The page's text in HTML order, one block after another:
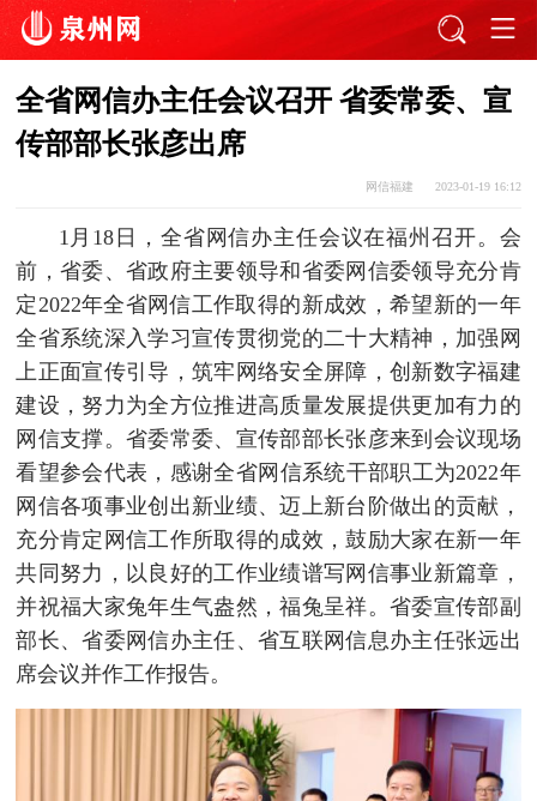
全省网信办主任会议召开 省委常委、宣
传部部长张彦出席
网信福建 2023-01-19 16:12
1月18日，全省网信办主任会议在福州召开。会
前，省委、省政府主要领导和省委网信委领导充分肯
定2022年全省网信工作取得的新成效，希望新的一年
全省系统深入学习宣传贯彻党的二十大精神，加强网
上正面宣传引导，筑牢网络安全屏障，创新数字福建
建设，努力为全方位推进高质量发展提供更加有力的
网信支撑。省委常委、宣传部部长张彦来到会议现场
看望参会代表，感谢全省网信系统干部职工为2022年
网信各项事业创出新业绩、迈上新台阶做出的贡献，
充分肯定网信工作所取得的成效，鼓励大家在新一年
共同努力，以良好的工作业绩谱写网信事业新篇章，
并祝福大家兔年生气盎然，福兔呈祥。省委宣传部副
部长、省委网信办主任、省互联网信息办主任张远出
席会议并作工作报告。